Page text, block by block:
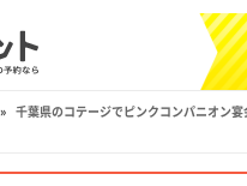
» 千葉県のコテージでピンクコンパニオン